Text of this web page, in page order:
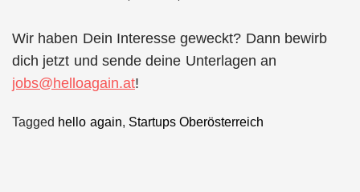
Wir haben Dein Interesse geweckt? Dann bewirb
dich jetzt und sende deine Unterlagen an
jobs@helloagain.at!
Tagged hello again, Startups Oberösterreich